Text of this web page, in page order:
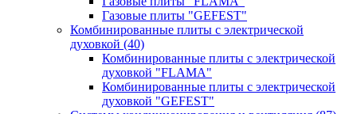
Газовые плиты "GEFEST"
Комбинированные плиты с электрической
духовкой (40)
Комбинированные плиты с электрической
духовкой "FLAMA"
Комбинированные плиты с электрической
духовкой "GEFEST"